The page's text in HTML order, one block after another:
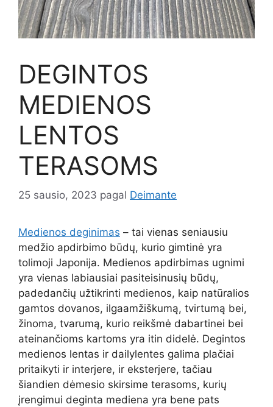
DEGINTOS
MEDIENOS
LENTOS
TERASOMS
25 sausio, 2023 pagal Deimante
Medienos deginimas – tai vienas seniausiu
medžio apdirbimo būdų, kurio gimtinė yra
tolimoji Japonija. Medienos apdirbimas ugnimi
yra vienas labiausiai pasiteisinusių būdų,
padedančių užtikrinti medienos, kaip natūralios
gamtos dovanos, ilgaamžiškumą, tvirtumą bei,
žinoma, tvarumą, kurio reikšmė dabartinei bei
ateinančioms kartoms yra itin didelė. Degintos
medienos lentas ir dailylentes galima plačiai
pritaikyti ir interjere, ir eksterjere, tačiau
šiandien dėmesio skirsime terasoms, kurių
įrengimui deginta mediena yra bene pats